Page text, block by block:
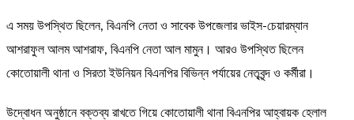
এ সময় উপস্থিত ছিলেন, বিএনপি নেতা ও সাবেক উপজেলার ভাইস-চেয়ারম্যান
আশরাফুল আলম আশরাফ, বিএনপি নেতা আল মামুন। আরও উপস্থিত ছিলেন
কোতোয়ালী থানা ও সিরতা ইউনিয়ন বিএনপির বিভিন্ন পর্যায়ের নেতৃবৃন্দ ও কর্মীরা।
উদ্বোধন অনুষ্ঠানে বক্তব্য রাখতে গিয়ে কোতোয়ালী থানা বিএনপির আহ্বায়ক হেলাল